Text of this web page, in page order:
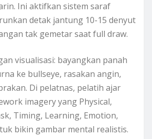
Ini aktifkan sistem saraf
detak jantung 10-15 denyut
tak gemetar saat full draw.
visualisasi: bayangkan panah
ke bullseye, rasakan angin,
Di pelatnas, pelatih ajar
imagery yang Physical,
Timing, Learning, Emotion,
bikin gambar mental realistis.